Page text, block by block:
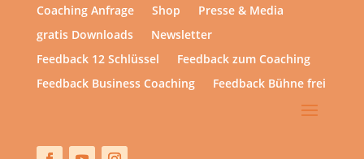
Coaching Anfrage
Shop
Presse & Media
gratis Downloads
Newsletter
Feedback 12 Schlüssel
Feedback zum Coaching
Feedback Business Coaching
Feedback Bühne frei